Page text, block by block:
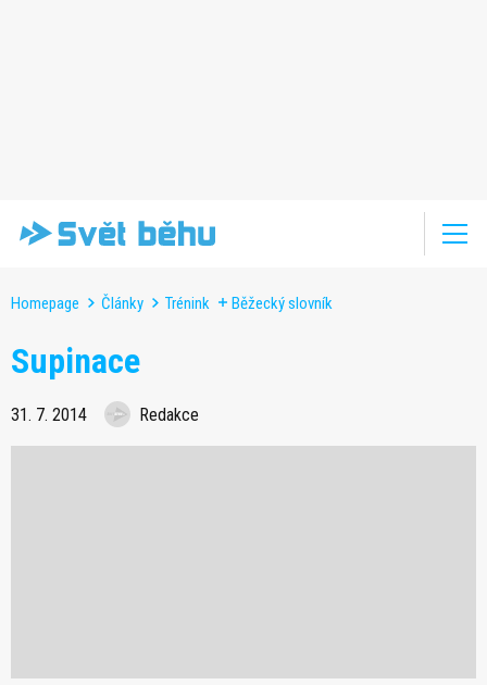
Homepage Články Trénink Běžecký slovník
Supinace
31. 7. 2014 Redakce